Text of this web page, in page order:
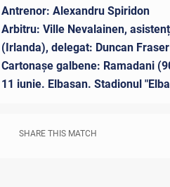
Antrenor: Alexandru Spiridon
Arbitru: Ville Nevalainen,
(Irlanda), delegat: Duncan
Cartonașe galbene: Ramadani
11 iunie. Elbasan. Stadionul
SHARE THIS MATCH